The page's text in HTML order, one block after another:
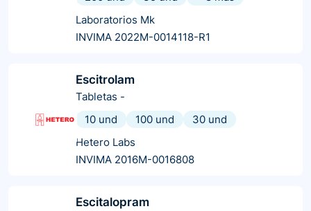
Laboratorios Mk
INVIMA 2022M-0014118-R1
Escitrolam
Tabletas -
10 und
100 und
30 und
Hetero Labs
INVIMA 2016M-0016808
Escitalopram